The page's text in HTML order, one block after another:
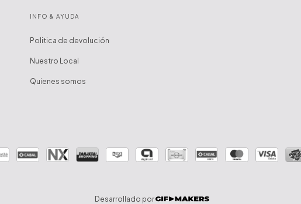
INFO & AYUDA
Politica de devolución
Nuestro Local
Quienes somos
Desarrollado por